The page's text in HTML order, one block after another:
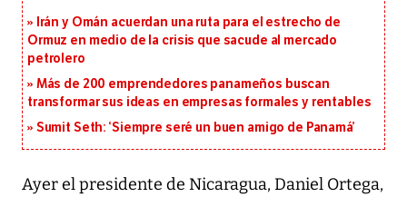
Irán y Omán acuerdan una ruta para el estrecho de
Ormuz en medio de la crisis que sacude al mercado
petrolero
Más de 200 emprendedores panameños buscan
transformar sus ideas en empresas formales y rentables
Sumit Seth: ‘Siempre seré un buen amigo de Panamá’
Ayer el presidente de Nicaragua, Daniel Ortega,